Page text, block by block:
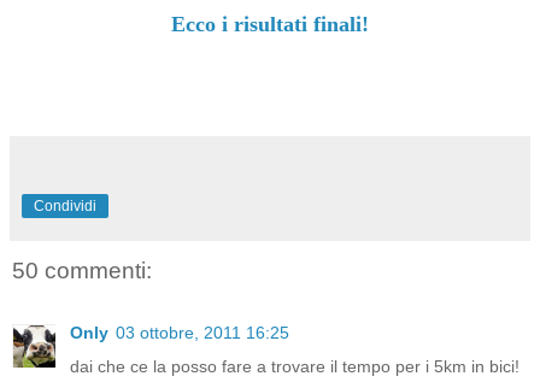
Ecco i risultati finali!
Condividi
50 commenti:
Only 03 ottobre, 2011 16:25
dai che ce la posso fare a trovare il tempo per i 5km in bici!